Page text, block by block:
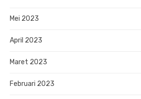
Mei 2023
April 2023
Maret 2023
Februari 2023